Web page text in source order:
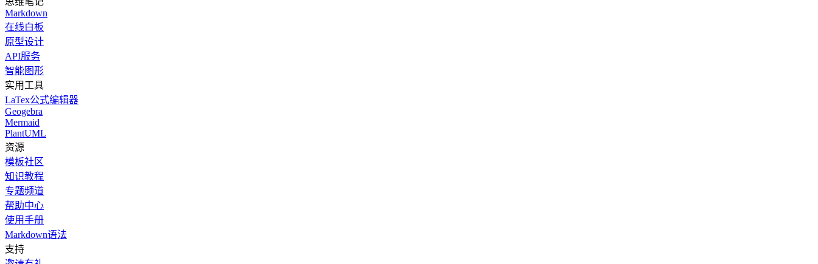
Markdown
在线白板
原型设计
API服务
智能图形
实用工具
LaTex公式编辑器
Geogebra
Mermaid
PlantUML
资源
模板社区
知识教程
专题频道
帮助中心
使用手册
Markdown语法
支持